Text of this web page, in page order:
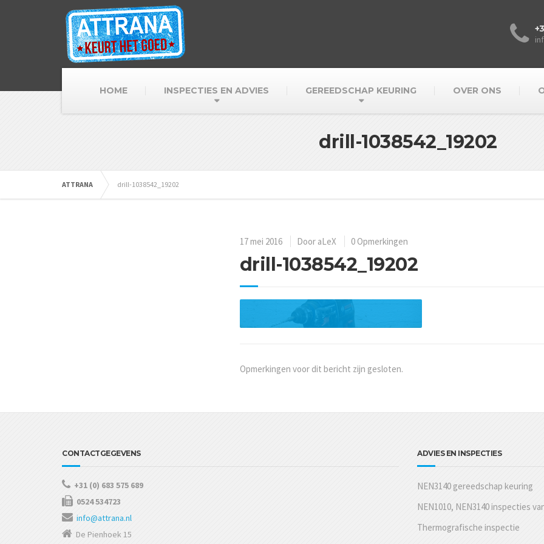
HOME INSPECTIES EN ADVIES GEREEDSCHAP KEURING OVER ONS
drill-1038542_19202
ATTRANA drill-1038542_19202
17 mei 2016 Door aLeX 0 Opmerkingen
drill-1038542_19202
Opmerkingen voor dit bericht zijn gesloten.
CONTACTGEGEVENS
+31 (0) 683 575 689
0524 534723
info@attrana.nl
De Pienhoek 15
ADVIES EN INSPECTIES
NEN3140 gereedschap keuring
NEN1010, NEN3140 inspecties
Thermografische inspectie